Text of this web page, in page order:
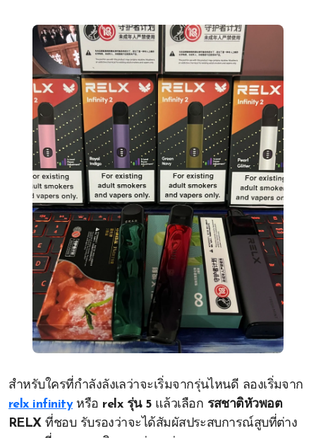
สำหรับใครที่กำลังลังเลว่าจะเริ่มจากรุ่นไหนดี ลองเริ่มจาก
relx infinity หรือ relx รุ่น 5แล้วเลือก รสชาติหัวพอต
RELXที่ชอบ รับรองว่าจะได้สัมผัสประสบการณ์สูบที่ต่าง